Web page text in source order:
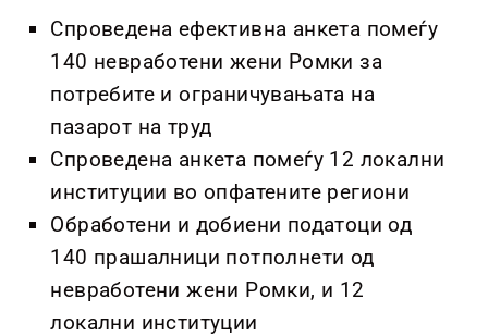
Спроведена ефективна анкета помеѓу
140 невработени жени Ромки за
потребите и ограничувањата на
пазарот на труд
Спроведена анкета помеѓу 12 локални
институции во опфатените региони
Обработени и добиени податоци од
140 прашалници потполнети од
невработени жени Ромки, и 12
локални институции